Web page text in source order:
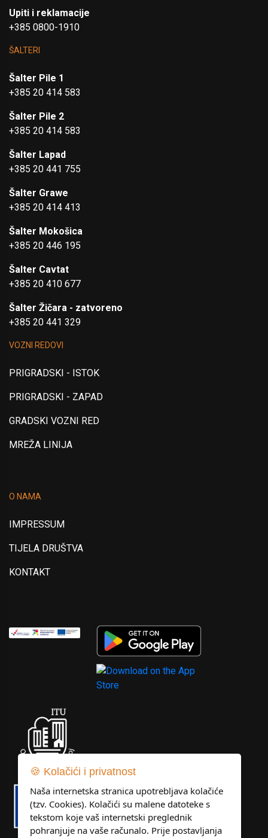
Upiti i reklamacije
+385 0800-1910
ŠALTERI
Šalter Pile 1
+385 20 414 583
Šalter Pile 2
+385 20 414 583
Šalter Lapad
+385 20 441 755
Šalter Grawe
+385 20 414 413
Šalter Mokošica
+385 20 446 195
Šalter Cavtat
+385 20 410 677
Šalter Žičara - zatvoreno
+385 20 441 329
VOZNI REDOVI
PRIGRADSKI - ISTOK
PRIGRADSKI - ZAPAD
GRADSKI VOZNI RED
MREŽA LINIJA
O NAMA
IMPRESSUM
TIJELA DRUŠTVA
KONTAKT
🍪 Kolačići i privatnost
Naša internetska stranica upotrebljava kolačiće
(tzv. Cookies). Kolačići su malene datoteke s
tekstom koje vaš internetski preglednik
pohranjuje na vaše računalo. Prije postavljanja